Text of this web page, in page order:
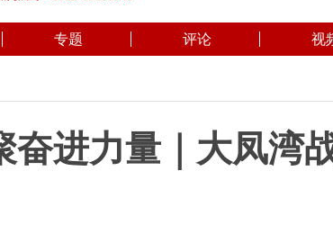
专题 评论 视
奋进力量｜大凤湾